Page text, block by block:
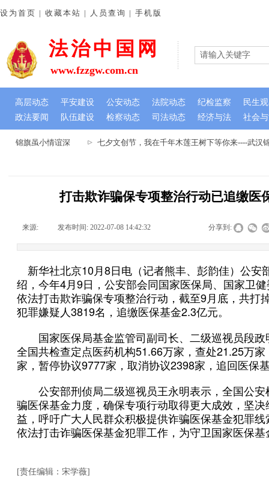
锦旗虽小情谊深 七夕文创节，我在千年木莲王树下等你来----武汉
法治中国网
政法要闻 队伍建设 检察动态 司法动态 经济与法 社会
设为首页 | 收藏本站 | 人员查询 | 手机版
www.fzzgw.com.cn
高层动态 平安建设 公安动态 法院动态 纪检监察 民生
打击欺诈骗保专项整治行动已追缴医
来源: 发布时间: 2022-07-08 14:42:32 分享到:
新华社北京10月8日电（记者熊丰、彭韵佳）公安
绍，今年4月9日，公安部会同国家医保局、国家卫
依法打击欺诈骗保专项整治行动，截至9月底，共打
犯罪嫌疑人3819名，追缴医保基金2.3亿元。
国家医保局基金监管司副司长、二级巡视员段政
全国共检查定点医药机构51.66万家，查处21.25万
家，暂停协议9777家，取消协议2398家，追回医保
公安部刑侦局二级巡视员王永明表示，全国公安
骗医保基金力度，确保专项行动取得更大成效，坚
益，呼吁广大人民群众积极提供诈骗医保基金犯罪
依法打击诈骗医保基金犯罪工作，为守卫国家医保
[责任编辑：宋学薇]